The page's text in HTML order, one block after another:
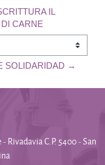
IL
CARNE
SOLIDARIDAD →
Rivadavia C.P. 5400 - San